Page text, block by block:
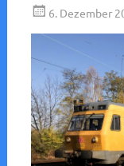
6. Dezember